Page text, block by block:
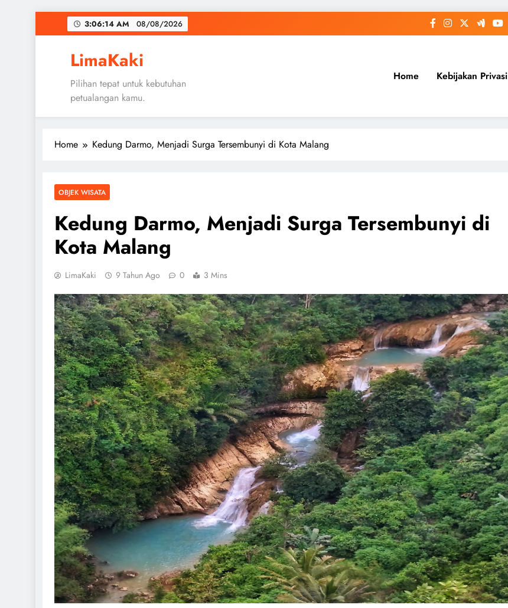
to
3:06:15 AM 08/08/2026
LimaKaki
Pilihan tepat untuk kebutuhan
petualangan kamu.
Home Kebijakan Privasi
Home Kedung Darmo, Menjadi Surga Tersembunyi di Kota Malang
OBJEK WISATA
Kedung Darmo, Menjadi Surga Tersembunyi di
Kota Malang
LimaKaki 9 Tahun Ago 0 3 Mins